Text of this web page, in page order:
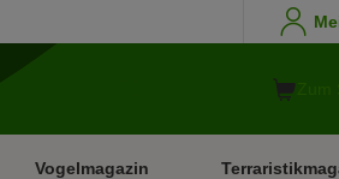
Vogelmagazin